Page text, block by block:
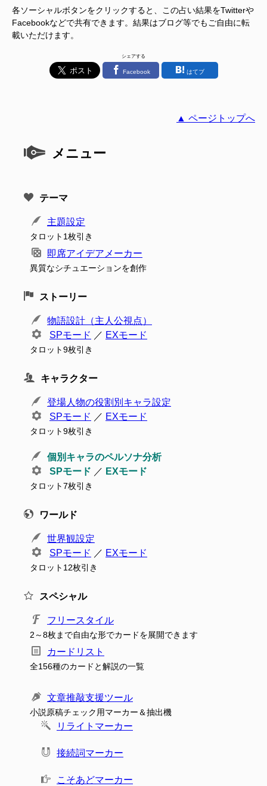
各ソーシャルボタンをクリックすると、この占い結果をTwitterや
Facebookなどで共有できます。結果はブログ等でもご自由に転
載いただけます。
シェアする
Facebook はてブ
▲ ページトップへ
メニュー
テーマ
主題設定
タロット1枚引き
即席アイデアメーカー
異質なシチュエーションを創作
ストーリー
物語設計（主人公視点）
SPモード ／ EXモード
タロット9枚引き
キャラクター
登場人物の役割別キャラ設定
SPモード ／ EXモード
タロット9枚引き
個別キャラのペルソナ分析
SPモード ／ EXモード
タロット7枚引き
ワールド
世界観設定
SPモード ／ EXモード
タロット12枚引き
スペシャル
フリースタイル
2～8枚まで自由な形でカードを展開できます
カードリスト
全156種のカードと解説の一覧
文章推敲支援ツール
小説原稿チェック用マーカー＆抽出機
リライトマーカー
接続詞マーカー
こそあどマーカー